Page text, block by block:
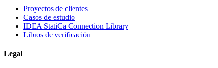
Proyectos de clientes
Casos de estudio
IDEA StatiCa Connection Library
Libros de verificación
Legal